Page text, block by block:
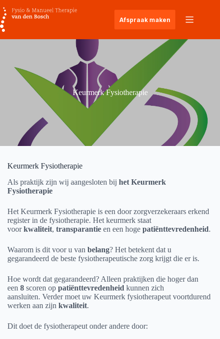
naar
de
inhoud
Afspraak maken
Keurmerk Fysiotherapie
Keurmerk Fysiotherapie
Als praktijk zijn wij aangesloten bij het Keurmerk
Fysiotherapie
Het Keurmerk Fysiotherapie is een door zorgverzekeraars erkend
register in de fysiotherapie. Het keurmerk staat
voorkwaliteit, transparantie en een hoge patiënttevredenheid.
Waarom is dit voor u van belang? Het betekent dat u
gegarandeerd de beste fysiotherapeutische zorg krijgt die er is.
Hoe wordt dat gegarandeerd? Alleen praktijken die hoger dan
een 8 scoren op patiënttevredenheid kunnen zich
aansluiten. Verder moet uw Keurmerk fysiotherapeut voortdurend
werken aan zijn kwaliteit.
Dit doet de fysiotherapeut onder andere door: